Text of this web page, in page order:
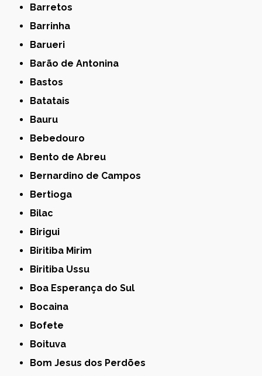
Barretos
Barrinha
Barueri
Barão de Antonina
Bastos
Batatais
Bauru
Bebedouro
Bento de Abreu
Bernardino de Campos
Bertioga
Bilac
Birigui
Biritiba Mirim
Biritiba Ussu
Boa Esperança do Sul
Bocaina
Bofete
Boituva
Bom Jesus dos Perdões